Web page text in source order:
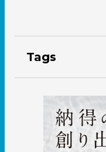
Tags